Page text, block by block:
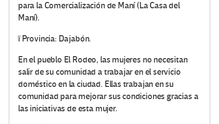
para la Comercialización de Maní (La Casa del
Maní).
ï Provincia: Dajabón.
En el pueblo El Rodeo, las mujeres no necesitan
salir de su comunidad a trabajar en el servicio
doméstico en la ciudad. Ellas trabajan en su
comunidad para mejorar sus condiciones gracias a
las iniciativas de esta mujer.